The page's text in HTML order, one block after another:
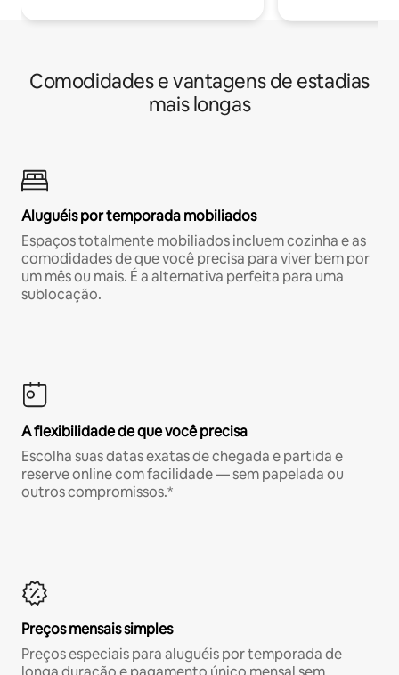
Comodidades e vantagens de estadias
mais longas
Aluguéis por temporada mobiliados
Espaços totalmente mobiliados incluem cozinha e as
comodidades de que você precisa para viver bem por
um mês ou mais. É a alternativa perfeita para uma
sublocação.
A flexibilidade de que você precisa
Escolha suas datas exatas de chegada e partida e
reserve online com facilidade — sem papelada ou
outros compromissos.*
Preços mensais simples
Preços especiais para aluguéis por temporada de